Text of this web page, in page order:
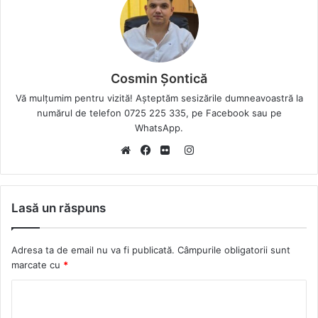
Cosmin Șontică
Vă mulțumim pentru vizită! Așteptăm sesizările dumneavoastră la
numărul de telefon 0725 225 335, pe Facebook sau pe
WhatsApp.
e
a
o
l
r
I
s
r
Lasă un răspuns
Adresa ta de email nu va fi publicată. Câmpurile obligatorii sunt
marcate cu *